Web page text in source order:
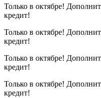
Только в октябре!
кредит!
Только в октябре!
кредит!
Только в октябре!
кредит!
Только в октябре!
кредит!